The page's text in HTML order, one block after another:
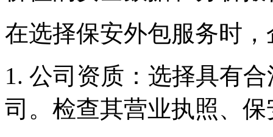
在选择保安外包服务时
1. 公司资质：选择具有
司。检查其营业执照、